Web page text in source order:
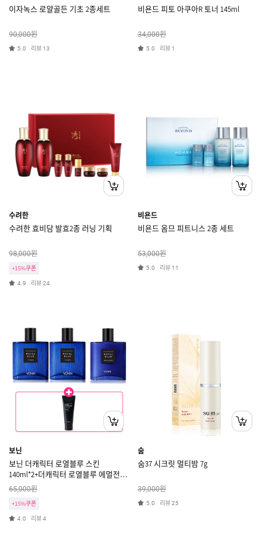
이자녹스 로얄골든 기초 2종세트
90,000원
5.0 리뷰 13
비욘드 피토 아쿠아R 토너 145ml
34,000원
5.0 리뷰 1
수려한
수려한 효비담 발효2종 러닝 기획
98,000원
+15%쿠폰
4.9 리뷰24
비욘드
비욘드 옴므 피트니스 2종 세트
53,000원
5.0 리뷰 11
보닌
보닌 더캐릭터 로열블루 스킨
140ml*2+더캐릭터 로열블루 에멀전
140ml+(증정)오일 컨트롤 & 수딩폼
100ml
65,000원
+15%쿠폰
4.0 리뷰4
숨
숨37 시크릿 멀티밤 7g
39,000원
5.0 리뷰25